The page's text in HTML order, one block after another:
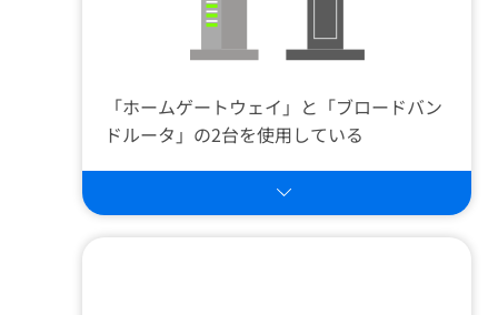
「ホームゲートウェイ」と「ブロードバン
ドルータ」の2台を使用している